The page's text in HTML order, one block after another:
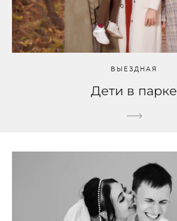
ВЫЕЗДНАЯ
Дети в парке